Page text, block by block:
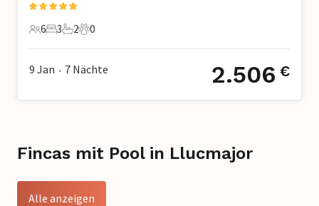
6 Gäste
6
3 Schlafzimmer
3
2 Badezimmer
2
0 Haustiere
0
9 Jan • 7 Nächte 2.506 €
Fincas mit Pool in Llucmajor
Alle anzeigen